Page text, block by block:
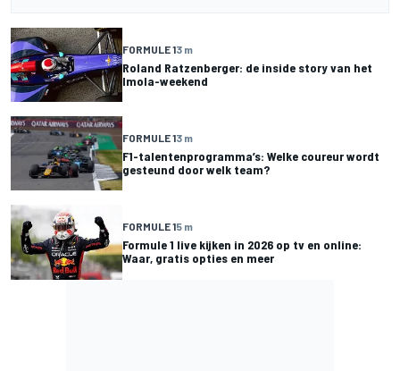
FORMULE 13 m
Roland Ratzenberger: de inside story van het
Imola-weekend
FORMULE 13 m
F1-talentenprogramma’s: Welke coureur wordt
gesteund door welk team?
FORMULE 15 m
Formule 1 live kijken in 2026 op tv en online:
Waar, gratis opties en meer